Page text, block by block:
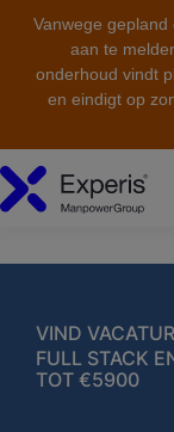
Vanwege
aan te
onderhoud vindt
en eindigt op
VIND
FULL STACK
TOT €5900